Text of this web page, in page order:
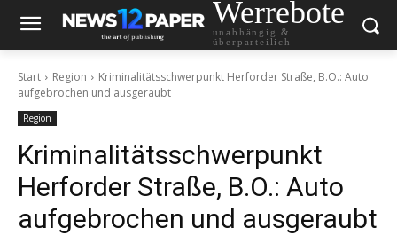
Werrebote
unabhängig &
überparteilich
Start Region
Kriminalitätsschwerpunkt Herforder Straße, B.O.: Auto
aufgebrochen und ausgeraubt
Region
Kriminalitätsschwerpunkt
Herforder Straße, B.O.: Auto
aufgebrochen und ausgeraubt